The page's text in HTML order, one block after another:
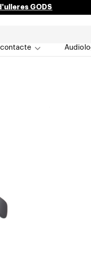
GODS
contacte